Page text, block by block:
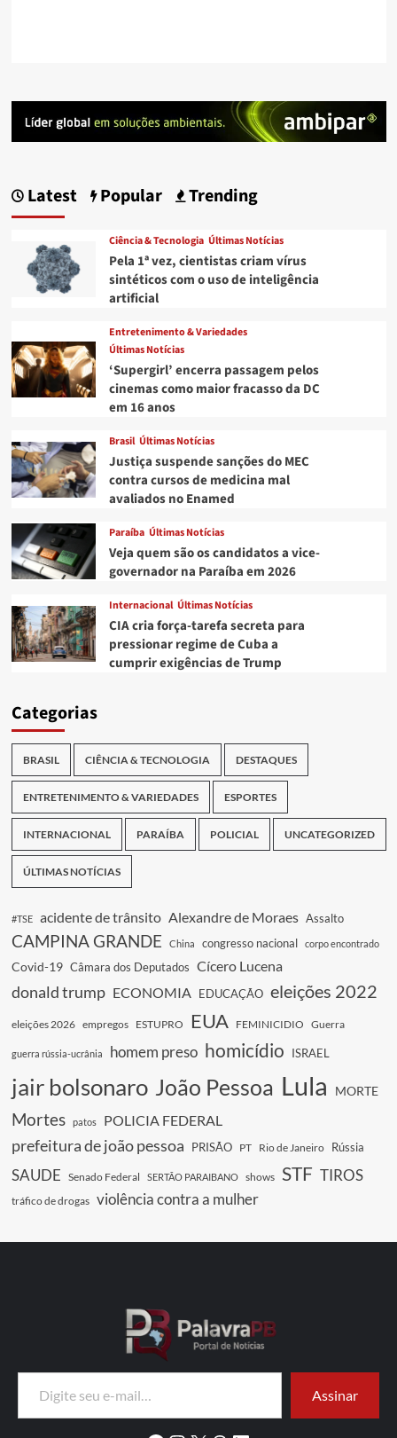
Latest Popular Trending
Ciência & Tecnologia Últimas Notícias
Pela 1ª vez, cientistas criam vírus
sintéticos com o uso de inteligência
artificial
Entretenimento & Variedades
Últimas Notícias
‘Supergirl’ encerra passagem pelos
cinemas como maior fracasso da DC
em 16 anos
Brasil Últimas Notícias
Justiça suspende sanções do MEC
contra cursos de medicina mal
avaliados no Enamed
Paraíba Últimas Notícias
Veja quem são os candidatos a vice-
governador na Paraíba em 2026
Internacional Últimas Notícias
CIA cria força-tarefa secreta para
pressionar regime de Cuba a
cumprir exigências de Trump
Categorias
BRASIL CIÊNCIA & TECNOLOGIA DESTAQUES
ENTRETENIMENTO & VARIEDADES ESPORTES
INTERNACIONAL PARAÍBA POLICIAL UNCATEGORIZED
ÚLTIMAS NOTÍCIAS
#TSE acidente de trânsito Alexandre de Moraes Assalto
CAMPINA GRANDE China congresso nacional corpo encontrado
Covid-19 Câmara dos Deputados Cícero Lucena
donald trump ECONOMIA EDUCAÇÃO eleições 2022
eleições 2026 empregos ESTUPRO EUA FEMINICIDIO Guerra
guerra rússia-ucrânia homem preso homicídio ISRAEL
jair bolsonaro João Pessoa Lula MORTE
Mortes patos POLICIA FEDERAL
prefeitura de joão pessoa PRISÃO PT Rio de Janeiro Rússia
SAUDE Senado Federal SERTÃO PARAIBANO shows STF TIROS
tráfico de drogas violência contra a mulher
Digite seu e-mail…
Assinar